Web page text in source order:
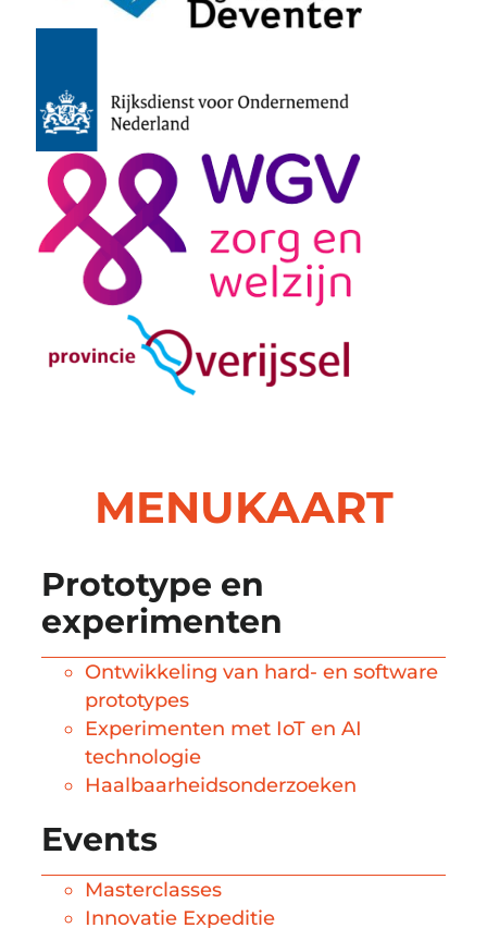
MENUKAART
Prototype en
experimenten
Ontwikkeling van hard- en software
prototypes
Experimenten met IoT en AI
technologie
Haalbaarheidsonderzoeken
Events
Masterclasses
Innovatie Expeditie